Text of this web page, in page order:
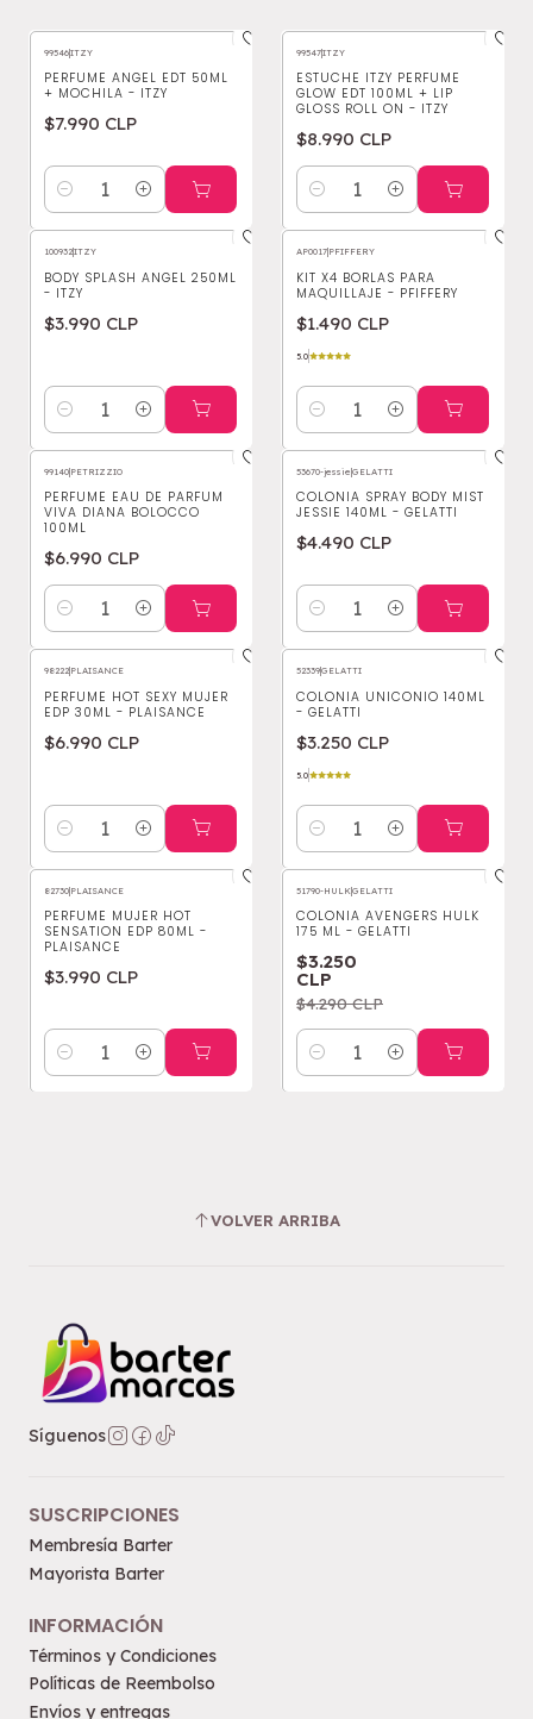
99546|ITZY
PERFUME ANGEL EDT 50ML
+ MOCHILA - ITZY
$7.990 CLP
Cantidad
99547|ITZY
ESTUCHE ITZY PERFUME
GLOW EDT 100ML + LIP
GLOSS ROLL ON - ITZY
$8.990 CLP
Cantidad
100932|ITZY
BODY SPLASH ANGEL 250ML
- ITZY
$3.990 CLP
Cantidad
AP0017|PFIFFERY
KIT X4 BORLAS PARA
MAQUILLAJE - PFIFFERY
$1.490 CLP
5.0
Cantidad
99140|PETRIZZIO
PERFUME EAU DE PARFUM
VIVA DIANA BOLOCCO
100ML
$6.990 CLP
Cantidad
53670-jessie|GELATTI
COLONIA SPRAY BODY MIST
JESSIE 140ML - GELATTI
$4.490 CLP
Cantidad
98222|PLAISANCE
PERFUME HOT SEXY MUJER
EDP 30ML - PLAISANCE
$6.990 CLP
Cantidad
52339|GELATTI
COLONIA UNICONIO 140ML
- GELATTI
$3.250 CLP
5.0
Cantidad
82730|PLAISANCE
PERFUME MUJER HOT
SENSATION EDP 80ML -
PLAISANCE
$3.990 CLP
Cantidad
-24%OFF
51790-HULK|GELATTI
COLONIA AVENGERS HULK
175 ML - GELATTI
$3.250
CLP
$4.290 CLP
Cantidad
VOLVER ARRIBA
Síguenos
SUSCRIPCIONES
Membresía Barter
Mayorista Barter
INFORMACIÓN
Términos y Condiciones
Políticas de Reembolso
Envíos y entregas